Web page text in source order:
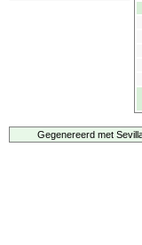
Gegenereerd met